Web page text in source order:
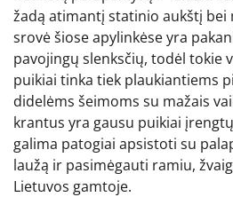
žadą atimantį statinio aukštį bei
srovė šiose apylinkėse yra
pavojingų slenksčių, todėl tokie
puikiai tinka tiek plaukiantiems
didelėms šeimoms su mažais
krantus yra gausu puikiai
galima patogiai apsistoti su
laužą ir pasimėgauti ramiu,
Lietuvos gamtoje.